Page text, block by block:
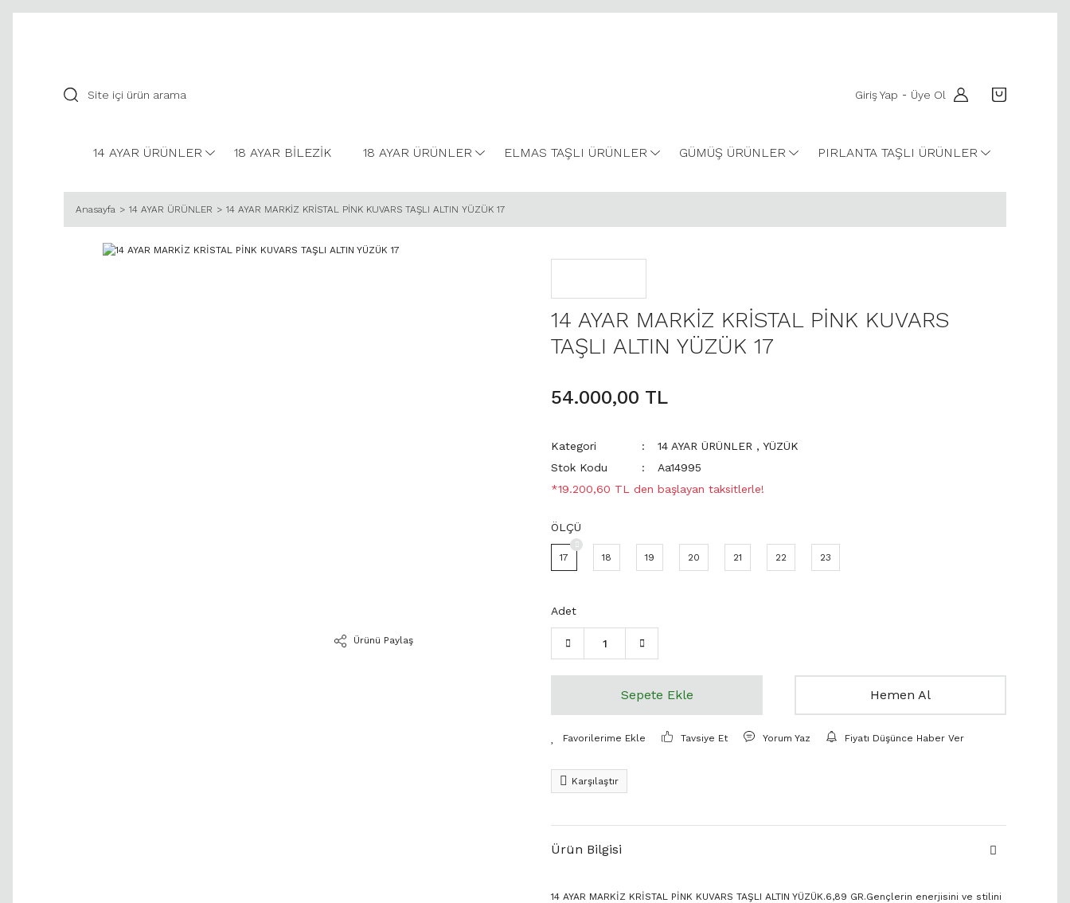
Giriş Yap - Üye Ol
14 AYAR ÜRÜNLER 18 AYAR BİLEZİK 18 AYAR ÜRÜNLER ELMAS TAŞLI ÜRÜNLER GÜMÜŞ ÜRÜNLER PIRLANTA TAŞLI ÜRÜNLER
Anasayfa 14 AYAR ÜRÜNLER 14 AYAR MARKİZ KRİSTAL PİNK KUVARS TAŞLI ALTIN YÜZÜK 17
Ürünü Paylaş
14 AYAR MARKİZ KRİSTAL PİNK KUVARS
TAŞLI ALTIN YÜZÜK 17
54.000,00 TL
Kategori 14 AYAR ÜRÜNLER ,YÜZÜK
Stok Kodu
Aa14995
*19.200,60 TL den başlayan taksitlerle!
ÖLÇÜ
17 18 19 20 21 22 23
Adet
Sepete Ekle Hemen Al
Tavsiye Et Yorum Yaz Fiyatı Düşünce Haber Ver
Karşılaştır
Ürün Bilgisi
14 AYAR MARKİZ KRİSTAL PİNK KUVARS TAŞLI ALTIN YÜZÜK.6,89 GR.Gençlerin enerjisini ve stilini